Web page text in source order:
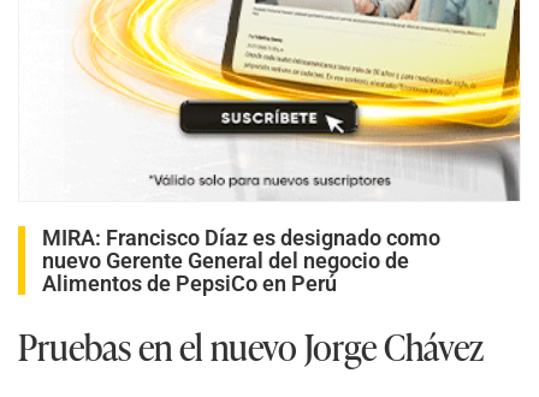
MIRA: Francisco Díaz es designado como
nuevo Gerente General del negocio de
Alimentos de PepsiCo en Perú
Pruebas en el nuevo Jorge Chávez